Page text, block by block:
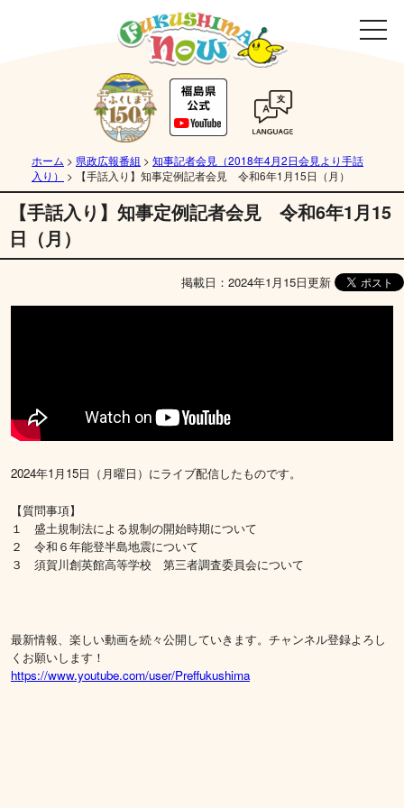
ホーム > 県政広報番組 > 知事記者会見（2018年4月2日会見より手話
入り）
> 【手話入り】知事定例記者会見 令和6年1月15日（月）
【手話入り】知事定例記者会見 令和6年1月15
日（月）
掲載日：2024年1月15日更新
2024年1月15日（月曜日）にライブ配信したものです。
【質問事項】
１ 盛土規制法による規制の開始時期について
２ 令和６年能登半島地震について
３ 須賀川創英館高等学校 第三者調査委員会について
最新情報、楽しい動画を続々公開していきます。チャンネル登録よろし
くお願いします！
https://www.youtube.com/user/Preffukushima